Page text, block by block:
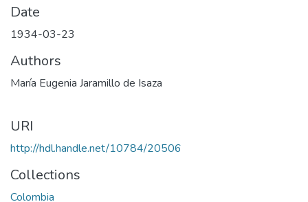
Date
1934-03-23
Authors
María Eugenia Jaramillo de Isaza
URI
http://hdl.handle.net/10784/20506
Collections
Colombia